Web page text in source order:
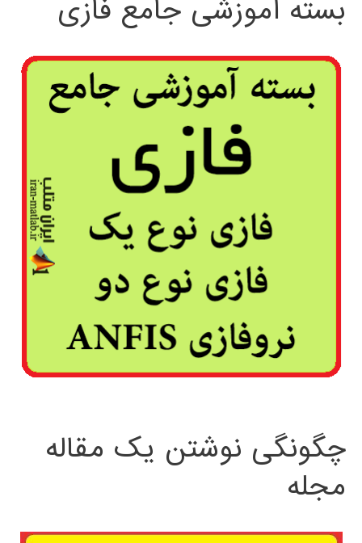
بسته آموزشی جامع فازی
چگونگی نوشتن یک مقاله
مجله